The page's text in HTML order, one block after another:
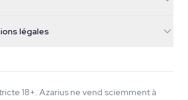
légales
18+. Azarius ne vend sciemment à